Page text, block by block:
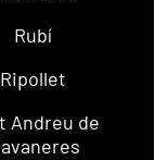
Rubí
Ripollet
Andreu de